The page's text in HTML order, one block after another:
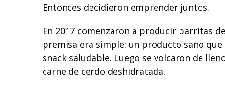
Entonces decidieron emprender juntos.
En 2017 comenzaron a producir barritas de
premisa era simple: un producto sano
snack saludable. Luego se volcaron de
carne de cerdo deshidratada.